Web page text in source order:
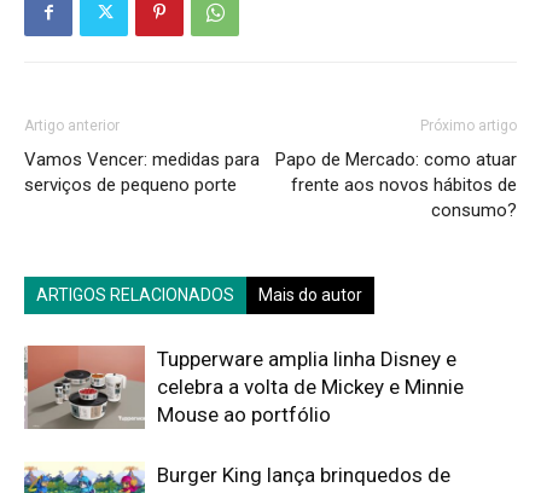
Artigo anterior
Vamos Vencer: medidas para
serviços de pequeno porte
Próximo artigo
Papo de Mercado: como atuar
frente aos novos hábitos de
consumo?
ARTIGOS RELACIONADOS Mais do autor
Tupperware amplia linha Disney e
celebra a volta de Mickey e Minnie
Mouse ao portfólio
Burger King lança brinquedos de